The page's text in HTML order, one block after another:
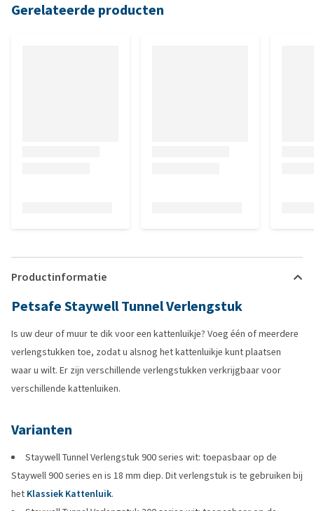
Gerelateerde producten
Productinformatie
Petsafe Staywell Tunnel Verlengstuk
Is uw deur of muur te dik voor een kattenluikje? Voeg één of meerdere
verlengstukken toe, zodat u alsnog het kattenluikje kunt plaatsen
waar u wilt. Er zijn verschillende verlengstukken verkrijgbaar voor
verschillende kattenluiken.
Varianten
Staywell Tunnel Verlengstuk 900 series wit: toepasbaar op de
Staywell 900 series en is 18 mm diep. Dit verlengstuk is te gebruiken bij
het Klassiek Kattenluik.